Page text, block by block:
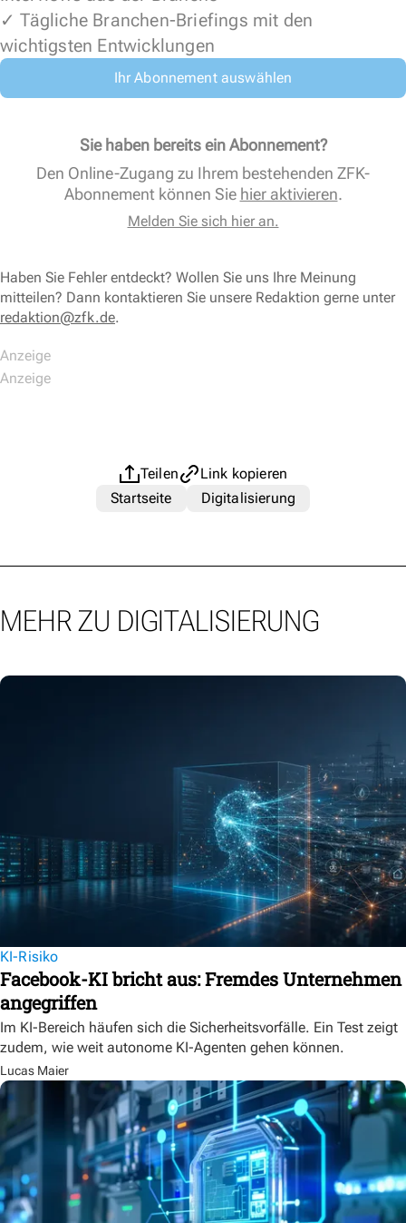
✓ Tägliche Branchen-Briefings mit den
wichtigsten Entwicklungen
Ihr Abonnement auswählen
Sie haben bereits ein Abonnement?
Den Online-Zugang zu Ihrem bestehenden ZFK-
Abonnement können Sie hier aktivieren.
Melden Sie sich hier an.
Haben Sie Fehler entdeckt? Wollen Sie uns Ihre Meinung
mitteilen? Dann kontaktieren Sie unsere Redaktion gerne unter
redaktion@zfk.de.
Teilen
Link kopieren
Startseite
Digitalisierung
MEHR ZU DIGITALISIERUNG
KI-Risiko
Facebook-KI bricht aus: Fremdes Unternehmen
angegriffen
Im KI-Bereich häufen sich die Sicherheitsvorfälle. Ein Test zeigt
zudem, wie weit autonome KI-Agenten gehen können.
Lucas Maier